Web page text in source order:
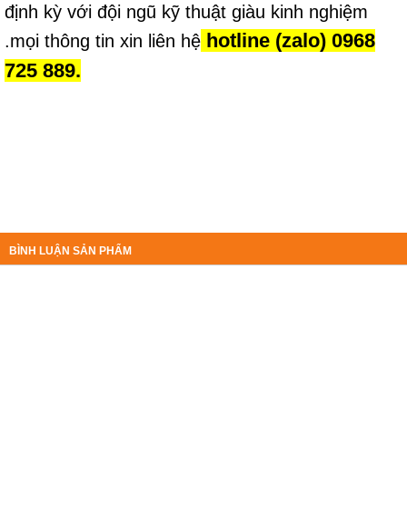
định kỳ với đội ngũ kỹ thuật giàu kinh nghiệm
.mọi thông tin xin liên hệ hotline (zalo) 0968
725 889.
BÌNH LUẬN SẢN PHẨM